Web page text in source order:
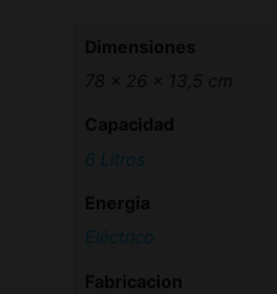
6 Litros
Eléctrico